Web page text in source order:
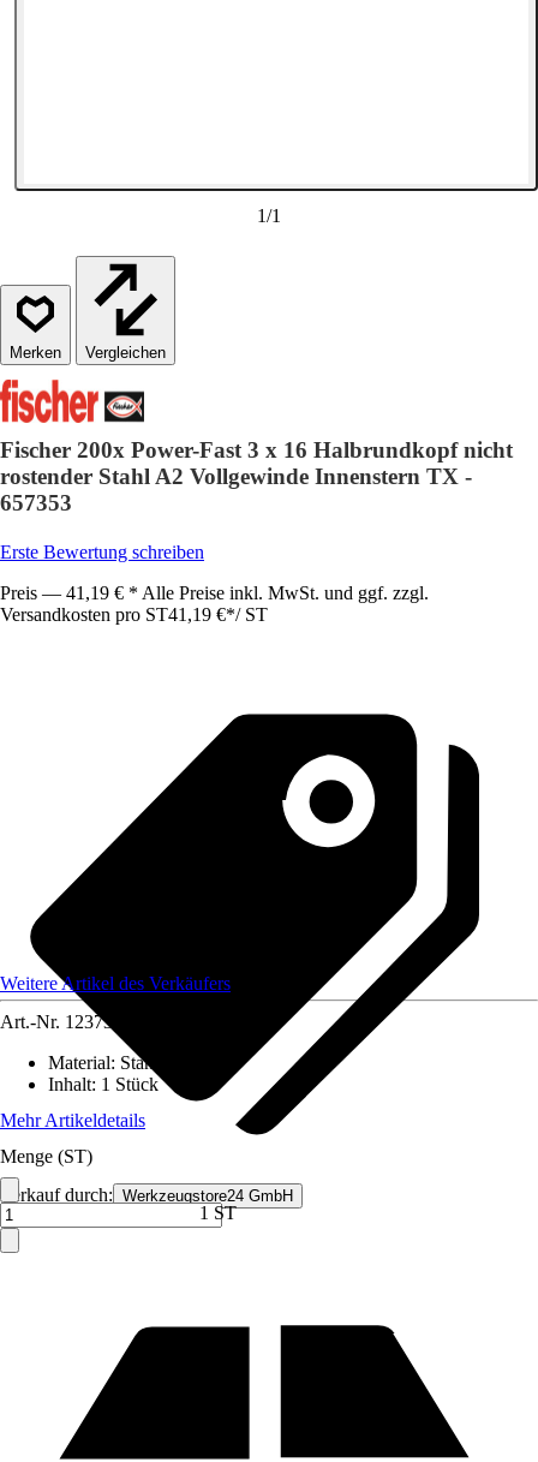
1/1
Vergleichen
Fischer 200x Power-Fast 3 x 16 Halbrundkopf nicht
rostender Stahl A2 Vollgewinde Innenstern TX -
657353
Erste Bewertung schreiben
Preis — 41,19 € * Alle Preise inkl. MwSt. und ggf. zzgl.
Versandkosten pro ST41,19 €*/ ST
Verkauf durch: Werkzeugstore24 GmbH
Weitere Artikel des Verkäufers
Art.-Nr. 12373160
Material: Stahl
Inhalt: 1 Stück
Mehr Artikeldetails
Menge (ST)
1 ST